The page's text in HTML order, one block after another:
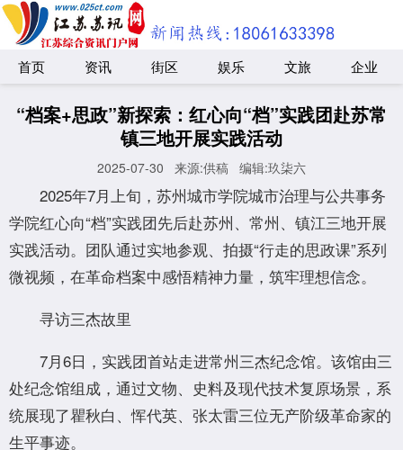
首页 资讯 街区 娱乐 文旅 企业
“档案+思政”新探索：红心向“档”实践团赴苏常
镇三地开展实践活动
2025-07-30 来源:供稿 编辑:玖柒六
2025年7月上旬，苏州城市学院城市治理与公共事务
学院红心向“档”实践团先后赴苏州、常州、镇江三地开展
实践活动。团队通过实地参观、拍摄“行走的思政课”系列
微视频，在革命档案中感悟精神力量，筑牢理想信念。
寻访三杰故里
7月6日，实践团首站走进常州三杰纪念馆。该馆由三
处纪念馆组成，通过文物、史料及现代技术复原场景，系
统展现了瞿秋白、恽代英、张太雷三位无产阶级革命家的
生平事迹。